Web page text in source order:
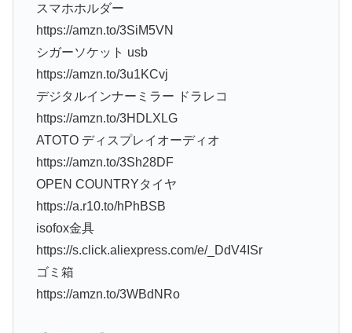
スマホホルダー
https://amzn.to/3SiM5VN
シガーソケット usb
https://amzn.to/3u1KCvj
デジタルインナーミラー ドラレコ
https://amzn.to/3HDLXLG
ATOTO ディスプレイオーディオ
https://amzn.to/3Sh28DF
OPEN COUNTRYタイヤ
https://a.r10.to/hPhBSB
isofox金具
https://s.click.aliexpress.com/e/_DdV4ISr
ゴミ箱
https://amzn.to/3WBdNRo